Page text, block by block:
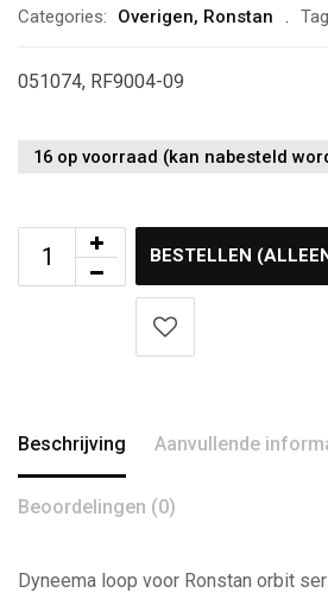
Categories:
Overigen, Ronstan
051074, RF9004-09
16 op voorraad (kan nabesteld
BESTELLEN
Beschrijving Aanvullende
Beoordelingen (0)
Dyneema loop voor Ronstan orbit